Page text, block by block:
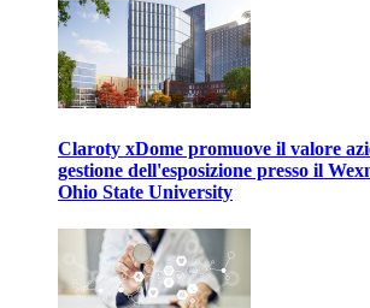
Claroty xDome promuove il valore
gestione dell'esposizione presso il
Ohio State University